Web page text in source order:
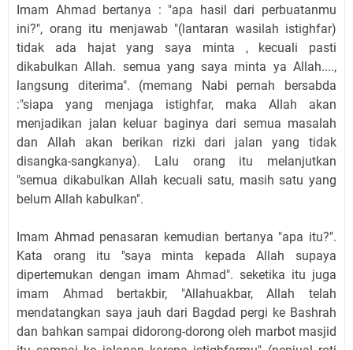
Imam Ahmad bertanya : "apa hasil dari perbuatanmu
ini?", orang itu menjawab "(lantaran wasilah istighfar)
tidak ada hajat yang saya minta , kecuali pasti
dikabulkan Allah. semua yang saya minta ya Allah....,
langsung diterima". (memang Nabi pernah bersabda
:"siapa yang menjaga istighfar, maka Allah akan
menjadikan jalan keluar baginya dari semua masalah
dan Allah akan berikan rizki dari jalan yang tidak
disangka-sangkanya). Lalu orang itu melanjutkan
"semua dikabulkan Allah kecuali satu, masih satu yang
belum Allah kabulkan".
Imam Ahmad penasaran kemudian bertanya "apa itu?".
Kata orang itu "saya minta kepada Allah supaya
dipertemukan dengan imam Ahmad". seketika itu juga
imam Ahmad bertakbir, "Allahuakbar, Allah telah
mendatangkan saya jauh dari Bagdad pergi ke Bashrah
dan bahkan sampai didorong-dorong oleh marbot masjid